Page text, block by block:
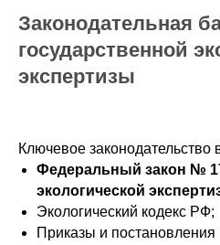
Законодательная
государственной
экспертизы
Ключевое законодательство
Федеральный закон №
экологической
Экологический кодекс РФ;
Приказы и